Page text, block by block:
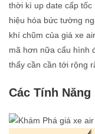
thời kì up date cấp
hiệu hóa bức tường
khí chũm của giá xe
mã hơn nữa cấu hình
thấy cần cần tới rộng
Các Tính